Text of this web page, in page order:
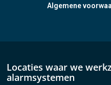
Algemene
Locaties waar we
alarmsystemen